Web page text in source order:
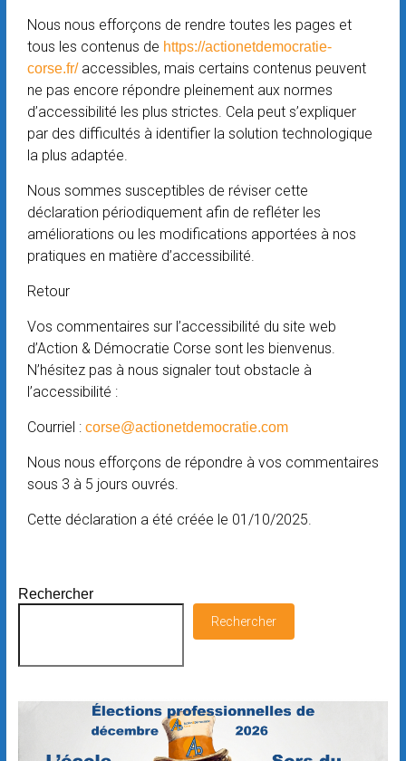
Nous nous efforçons de rendre toutes les pages et
tous les contenus de https://actionetdemocratie-
corse.fr/accessibles, mais certains contenus peuvent
ne pas encore répondre pleinement aux normes
d’accessibilité les plus strictes. Cela peut s’expliquer
par des difficultés à identifier la solution technologique
la plus adaptée.
Nous sommes susceptibles de réviser cette
déclaration périodiquement afin de refléter les
améliorations ou les modifications apportées à nos
pratiques en matière d’accessibilité.
Retour
Vos commentaires sur l’accessibilité du site web
d’Action & Démocratie Corse sont les bienvenus.
N’hésitez pas à nous signaler tout obstacle à
l’accessibilité :
Courriel : corse@actionetdemocratie.com
Nous nous efforçons de répondre à vos commentaires
sous 3 à 5 jours ouvrés.
Cette déclaration a été créée le 01/10/2025.
Rechercher
Rechercher